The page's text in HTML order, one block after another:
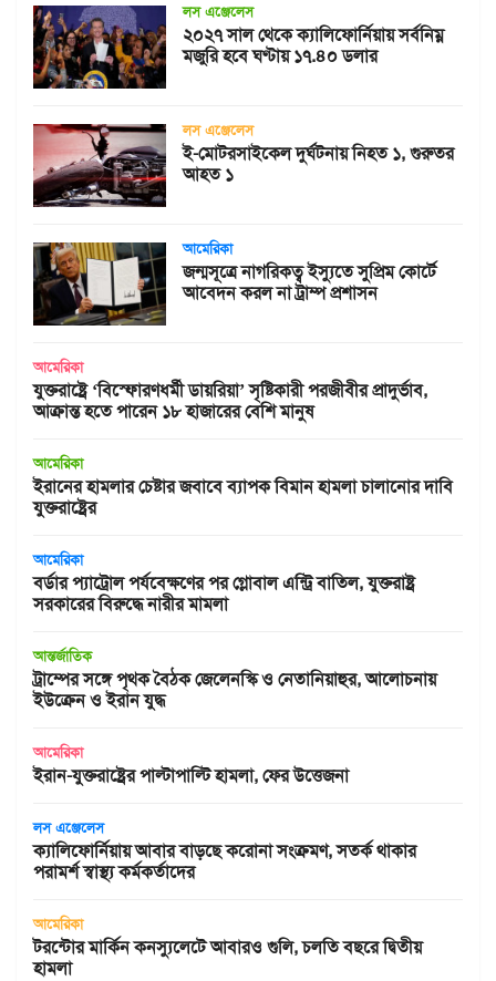
লস এঞ্জেলেস
২০২৭ সাল থেকে ক্যালিফোর্নিয়ায় সর্বনিম্ন
মজুরি হবে ঘণ্টায় ১৭.৪০ ডলার
লস এঞ্জেলেস
ই-মোটরসাইকেল দুর্ঘটনায় নিহত ১, গুরুতর
আহত ১
আমেরিকা
জন্মসূত্রে নাগরিকত্ব ইস্যুতে সুপ্রিম কোর্টে
আবেদন করল না ট্রাম্প প্রশাসন
আমেরিকা
যুক্তরাষ্ট্রে ‘বিস্ফোরণধর্মী ডায়রিয়া’ সৃষ্টিকারী পরজীবীর প্রাদুর্ভাব,
আক্রান্ত হতে পারেন ১৮ হাজারের বেশি মানুষ
আমেরিকা
ইরানের হামলার চেষ্টার জবাবে ব্যাপক বিমান হামলা চালানোর দাবি
যুক্তরাষ্ট্রের
আমেরিকা
বর্ডার প্যাট্রোল পর্যবেক্ষণের পর গ্লোবাল এন্ট্রি বাতিল, যুক্তরাষ্ট্র
সরকারের বিরুদ্ধে নারীর মামলা
আন্তর্জাতিক
ট্রাম্পের সঙ্গে পৃথক বৈঠক জেলেনস্কি ও নেতানিয়াহুর, আলোচনায়
ইউক্রেন ও ইরান যুদ্ধ
আমেরিকা
ইরান-যুক্তরাষ্ট্রের পাল্টাপাল্টি হামলা, ফের উত্তেজনা
লস এঞ্জেলেস
ক্যালিফোর্নিয়ায় আবার বাড়ছে করোনা সংক্রমণ, সতর্ক থাকার
পরামর্শ স্বাস্থ্য কর্মকর্তাদের
আমেরিকা
টরন্টোর মার্কিন কনস্যুলেটে আবারও গুলি, চলতি বছরে দ্বিতীয়
হামলা